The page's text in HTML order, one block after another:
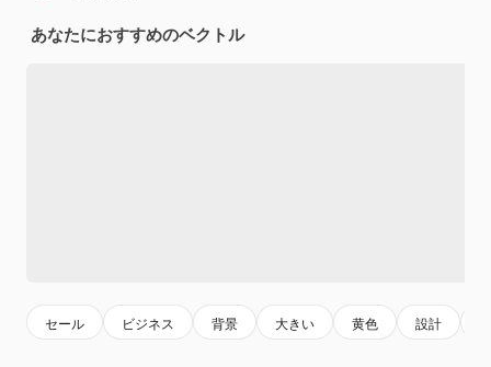
あなたにおすすめのベクトル
セール ビジネス 背景 大きい 黄色 設計